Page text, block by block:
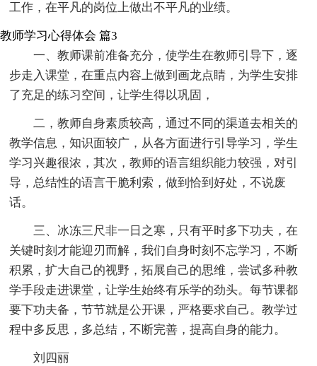
工作，在平凡的岗位上做出不平凡的业绩。
教师学习心得体会 篇3
一、教师课前准备充分，使学生在教师引导下，逐
步走入课堂，在重点内容上做到画龙点睛，为学生安排
了充足的练习空间，让学生得以巩固，
二，教师自身素质较高，通过不同的渠道去相关的
教学信息，知识面较广，从各方面进行引导学习，学生
学习兴趣很浓，其次，教师的语言组织能力较强，对引
导，总结性的语言干脆利索，做到恰到好处，不说废
话。
三、冰冻三尺非一日之寒，只有平时多下功夫，在
关键时刻才能迎刃而解，我们自身时刻不忘学习，不断
积累，扩大自己的视野，拓展自己的思维，尝试多种教
学手段走进课堂，让学生始终有乐学的劲头。每节课都
要下功夫备，节节就是公开课，严格要求自己。教学过
程中多反思，多总结，不断完善，提高自身的能力。
刘四丽